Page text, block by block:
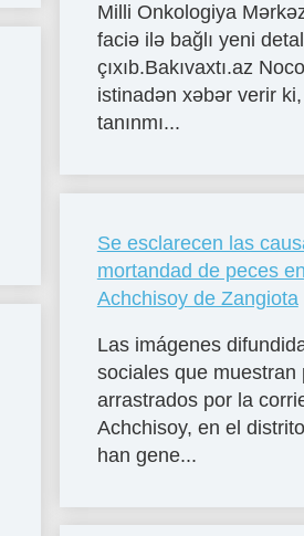
Milli Onkologiya
faciə ilə bağlı yeni
çıxıb.Bakıvaxtı.az
istinadən xəbər verir
tanınmı...
Se esclarecen las
mortandad de peces
Achchisoy de Zangiota
Las imágenes
sociales que muestran
arrastrados por la
Achchisoy, en el
han gene...